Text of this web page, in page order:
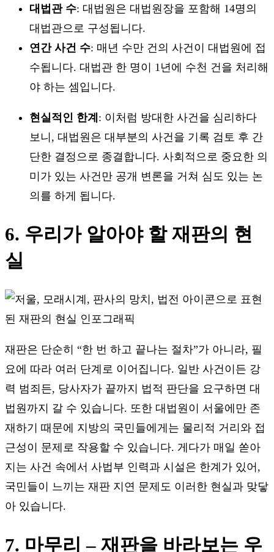
대법관 수: 대법원은 대법원장을 포함해 14명의
대법관으로 구성됩니다.
연간 사건 수: 매년 수만 건의 사건이 대법원에 접
수됩니다. 대법관 한 명이 1년에 수천 건을 처리해
야 하는 셈입니다.
현실적인 한계 : 이처럼 방대한 사건을 심리하다
보니, 대법원은 대부분의 사건을 기록 검토 후 간
단한 결정으로 종결합니다. 사회적으로 중요한 의
미가 있는 사건만 공개 변론을 거쳐 심도 있는 논
의를 하게 됩니다.
6. 우리가 알아야 할 재판의 현
실
재판은 단순히 “한 번 하고 끝나는 절차”가 아니라, 필
요에 따라 여러 단계로 이어집니다. 일반 사건이든 강
력 범죄든, 당사자가 끝까지 법적 판단을 요구하면 대
법원까지 갈 수 있습니다. 또한 대법원이 서울에만 존
재하기 때문에 지방의 국민들에게는 물리적 거리와 접
근성이 문제로 작용할 수 있습니다. 게다가 매일 쏟아
지는 사건 속에서 사법부 인력과 시설은 한계가 있어,
국민들이 느끼는 재판 지연 문제도 이러한 현실과 맞닿
아 있습니다.
7. 마무리 – 재판을 바라보는 우